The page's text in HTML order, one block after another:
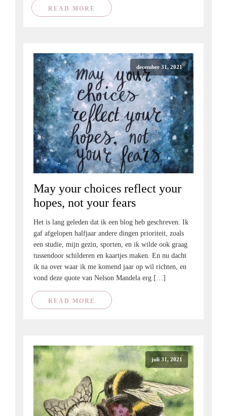
READ MORE
december 31, 2021
May your choices reflect your
hopes, not your fears
Het is lang geleden dat ik een blog heb geschreven. Ik
gaf afgelopen halfjaar andere dingen prioriteit, zoals
een studie, mijn gezin, sporten, en ik wilde ook graag
tussendoor schilderen en kaartjes maken. En nu dacht
ik na over waar ik me komend jaar op wil richten, en
vond deze quote van Nelson Mandela erg […]
READ MORE
juli 31, 2021